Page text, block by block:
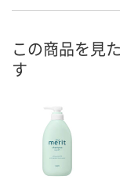
AW35256
在庫 あり
お届け日
この商品を見
す